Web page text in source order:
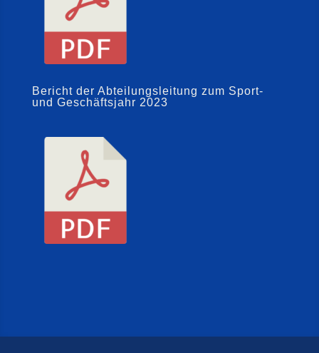
Bericht der Abteilungsleitung zum Sport-
und Geschäftsjahr 2023